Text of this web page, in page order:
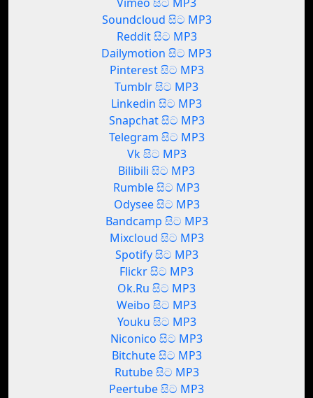
Soundcloud සිට MP3
Reddit සිට MP3
Dailymotion සිට MP3
Pinterest සිට MP3
Tumblr සිට MP3
Linkedin සිට MP3
Snapchat සිට MP3
Telegram සිට MP3
Vk සිට MP3
Bilibili සිට MP3
Rumble සිට MP3
Odysee සිට MP3
Bandcamp සිට MP3
Mixcloud සිට MP3
Spotify සිට MP3
Flickr සිට MP3
Ok.Ru සිට MP3
Weibo සිට MP3
Youku සිට MP3
Niconico සිට MP3
Bitchute සිට MP3
Rutube සිට MP3
Peertube සිට MP3